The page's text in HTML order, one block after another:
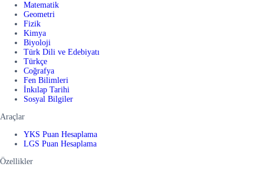
Matematik
Geometri
Fizik
Kimya
Biyoloji
Türk Dili ve Edebiyatı
Türkçe
Coğrafya
Fen Bilimleri
İnkılap Tarihi
Sosyal Bilgiler
Araçlar
YKS Puan Hesaplama
LGS Puan Hesaplama
Özellikler